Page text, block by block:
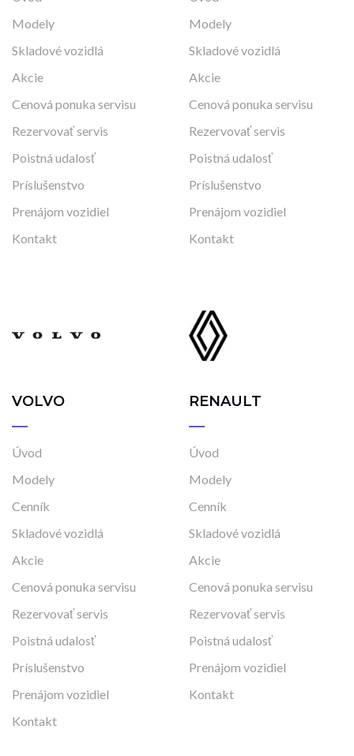
Modely
Skladové vozidlá
Akcie
Cenová ponuka servisu
Rezervovať servis
Poistná udalosť
Príslušenstvo
Prenájom vozidiel
Kontakt
Modely
Skladové vozidlá
Akcie
Cenová ponuka servisu
Rezervovať servis
Poistná udalosť
Príslušenstvo
Prenájom vozidiel
Kontakt
VOLVO
Úvod
Modely
Cenník
Skladové vozidlá
Akcie
Cenová ponuka servisu
Rezervovať servis
Poistná udalosť
Príslušenstvo
Prenájom vozidiel
Kontakt
RENAULT
Úvod
Modely
Cenník
Skladové vozidlá
Akcie
Cenová ponuka servisu
Rezervovať servis
Poistná udalosť
Prenájom vozidiel
Kontakt